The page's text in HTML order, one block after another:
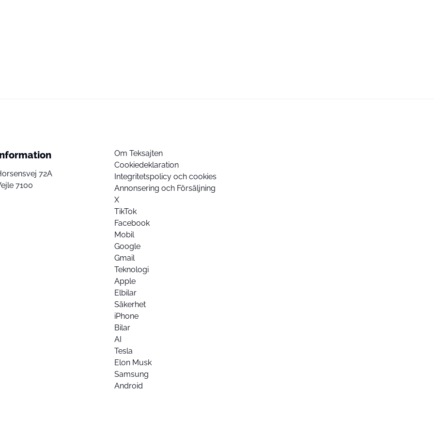
72A
7100
Om Teksajten
Cookiedeklaration
Integritetspolicy och cookies
Annonsering och Försäljning
X
TikTok
Facebook
Mobil
Google
Gmail
Teknologi
Apple
Elbilar
Säkerhet
iPhone
Bilar
AI
Tesla
Elon Musk
Samsung
Android